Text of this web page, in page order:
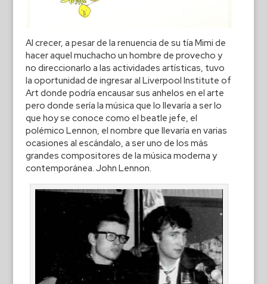
Al crecer, a pesar de la renuencia de su tía Mimi de
hacer aquel muchacho un hombre de provecho y
no direccionarlo a las actividades artísticas, tuvo
la oportunidad de ingresar al Liverpool Institute of
Art donde podría encausar sus anhelos en el arte
pero donde sería la música que lo llevaría a ser lo
que hoy se conoce como el beatle jefe, el
polémico Lennon, el nombre que llevaría en varias
ocasiones al escándalo, a ser uno de los más
grandes compositores de la música moderna y
contemporánea. John Lennon.